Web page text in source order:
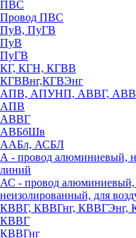
ПВС
Провод ПВС
ПуВ, ПуГВ
ПуВ
ПуГВ
КГ, КГН, КГВВ
КГВВнг,КГВЭнг
АПВ, АПУНП, АВВГ,
АПВ
АВВГ
АВБбШв
ААБл, АСБЛ
А - провод алюминиевый,
линий
АС - провод алюминиевый,
неизолированный, для
КВВГ, КВВГнг, КВВГЭнг,
КВВГ
КВВГнг